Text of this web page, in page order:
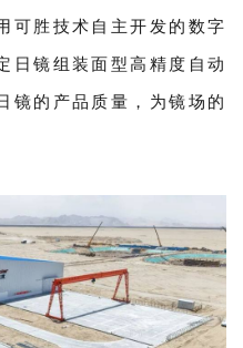
可胜技术自主开发的数字
日镜组装面型高精度自动
镜的产品质量，为镜场的